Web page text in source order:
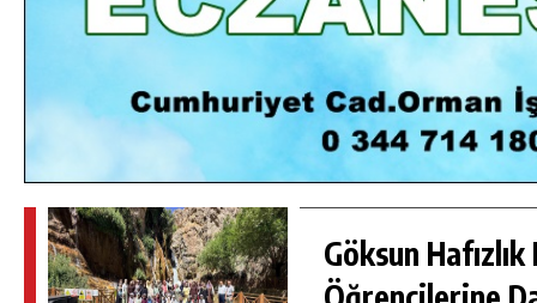
Göksun Hafızlık
GÜNLÜK HABER AKIŞI
GÖKSUN HAFIZLIK KIZ KUR’AN KURSU
ÖĞRENCILERINE DARENDE GEZISI.